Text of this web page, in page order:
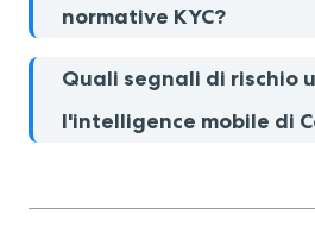
normative KYC?
Quali segnali di rischio
l'intelligence mobile di